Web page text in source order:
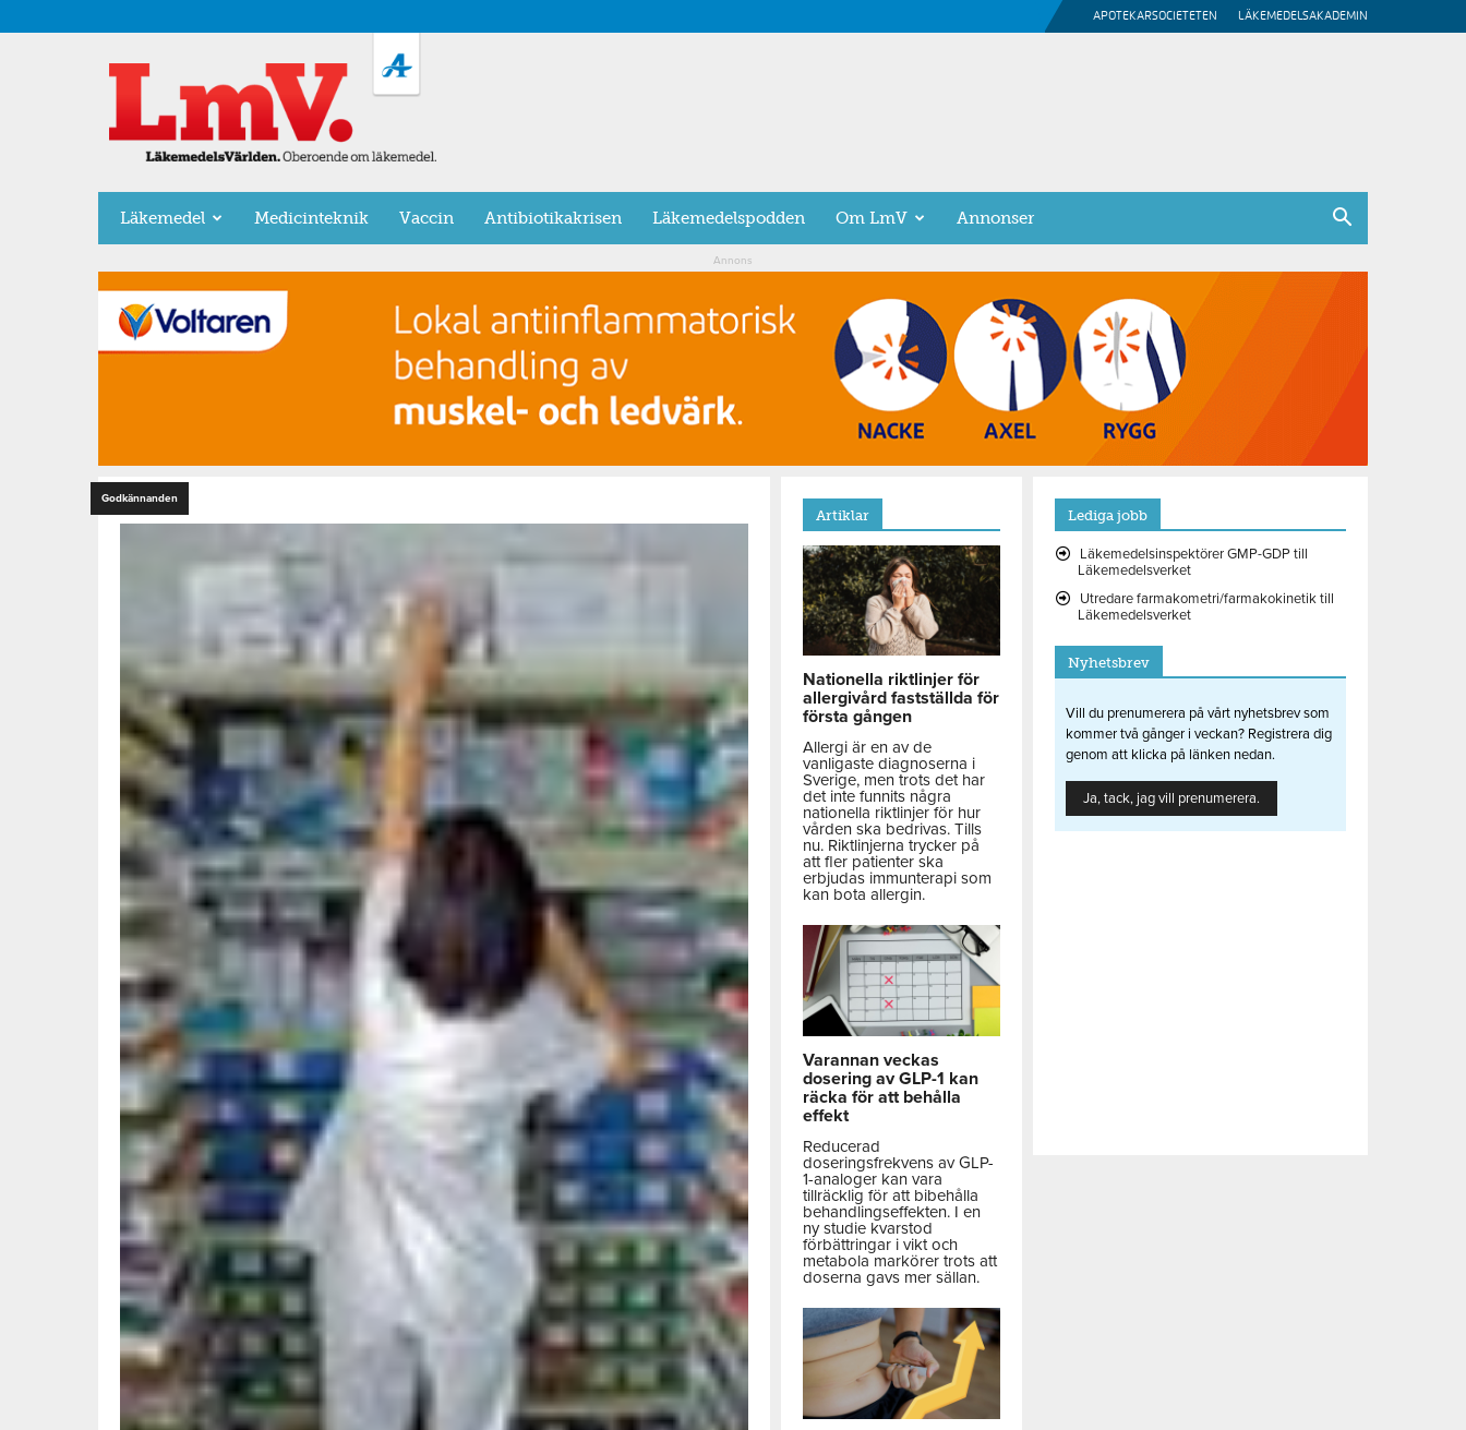
APOTEKARSOCIETETEN LÄKEMEDELSAKADEMIN
LäkemedelsVärlden
Läkemedel Medicinteknik Vaccin Antibiotikakrisen Läkemedelspodden Om LmV Annonser
Annons
Godkännanden
Artiklar
Nationella riktlinjer för
allergivård fastställda för
första gången
Allergi är en av de
vanligaste diagnoserna i
Sverige, men trots det har
det inte funnits några
nationella riktlinjer för hur
vården ska bedrivas. Tills
nu. Riktlinjerna trycker på
att fler patienter ska
erbjudas immunterapi som
kan bota allergin.
Varannan veckas
dosering av GLP-1 kan
räcka för att behålla
effekt
Reducerad
doseringsfrekvens av GLP-
1-analoger kan vara
tillräcklig för att bibehålla
behandlingseffekten. I en
ny studie kvarstod
förbättringar i vikt och
metabola markörer trots att
doserna gavs mer sällan.
Lediga jobb
Läkemedelsinspektörer GMP-GDP till
Läkemedelsverket
Utredare farmakometri/farmakokinetik till
Läkemedelsverket
Nyhetsbrev
Vill du prenumerera på vårt nyhetsbrev som
kommer två gånger i veckan? Registrera dig
genom att klicka på länken nedan.
Ja, tack, jag vill prenumerera.